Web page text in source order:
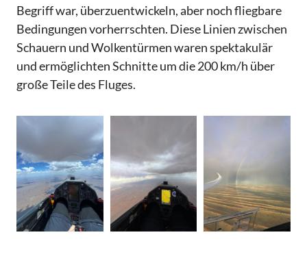
Begriff war, überzuentwickeln, aber noch fliegbare
Bedingungen vorherrschten. Diese Linien zwischen
Schauern und Wolkentürmen waren spektakulär
und ermöglichten Schnitte um die 200 km/h über
große Teile des Fluges.